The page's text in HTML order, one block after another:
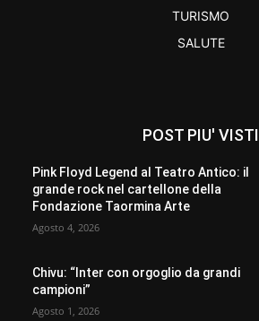
TURISMO
SALUTE
POST PIU' VISTI
Pink Floyd Legend al Teatro Antico: il
grande rock nel cartellone della
Fondazione Taormina Arte
Agosto 4, 2026
Chivu: “Inter con orgoglio da grandi
campioni”
Agosto 1, 2026